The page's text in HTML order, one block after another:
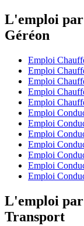
L'emploi
Géréon
Emploi
Emploi
Emploi
Emploi
Emploi
Emploi
Emploi
Emploi
Emploi
Emploi
Emploi
Emploi
L'emploi par
Transport